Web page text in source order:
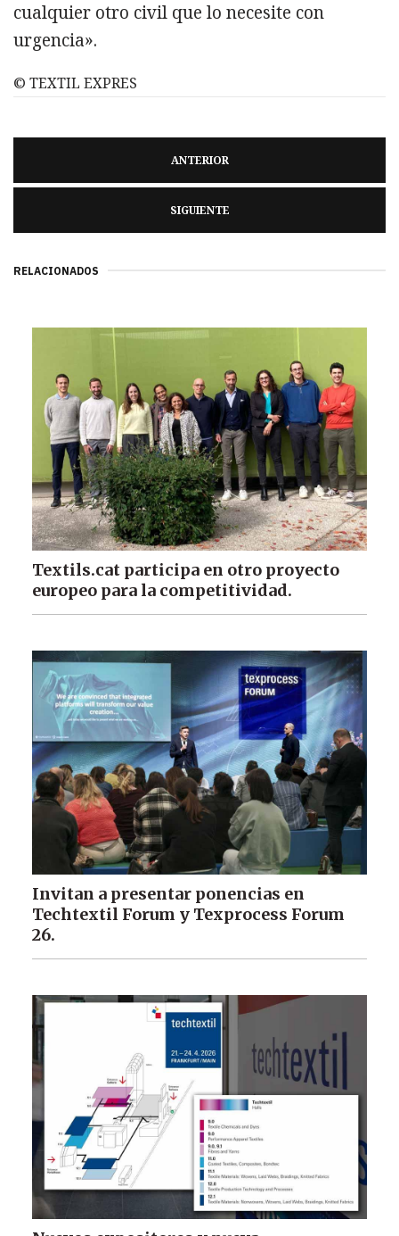
cualquier otro civil que lo necesite con
urgencia».
© TEXTIL EXPRES
ANTERIOR
SIGUIENTE
RELACIONADOS
Textils.cat participa en otro proyecto
europeo para la competitividad.
Invitan a presentar ponencias en
Techtextil Forum y Texprocess Forum
26.